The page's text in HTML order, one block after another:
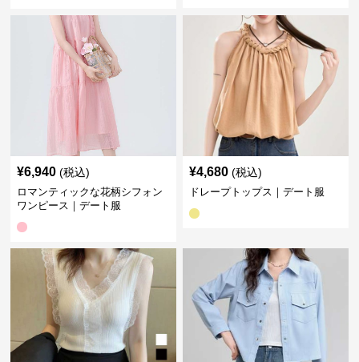
¥6,940 (税込)
ロマンティックな花柄シフォン
ワンピース｜デート服
¥4,680 (税込)
ドレープトップス｜デート服